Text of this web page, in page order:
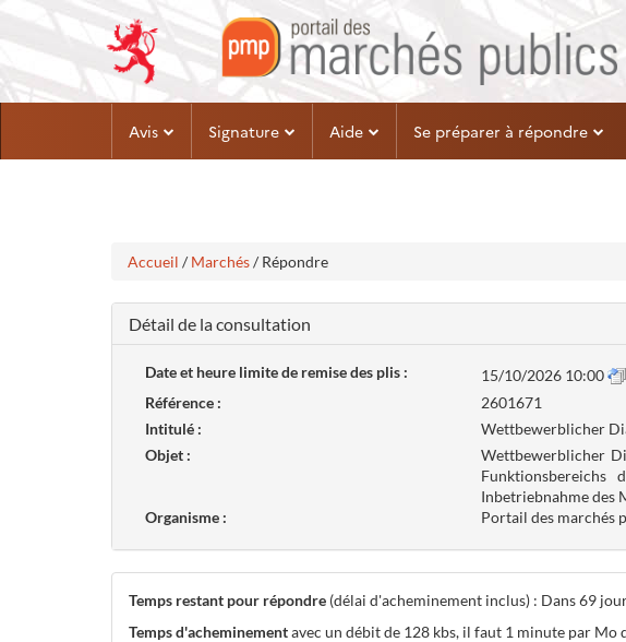
contenu
Avis Signature Aide Se préparer à répondre
Accueil / Marchés/ Répondre
Détail de la consultation
Date et heure limite de remise des plis :
15/10/2026 10:00
Référence :
2601671
Intitulé :
Wettbewerblicher
Objet :
Wettbewerblicher
Inbetriebnahme des
Organisme :
Portail des marchés
Temps restant pour répondre (délai d'acheminement inclus) : Dans 69
Temps d'acheminementavec un débit de 128 kbs, il faut 1 minute par